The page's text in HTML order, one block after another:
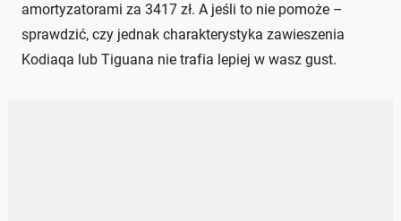
amortyzatorami za 3417 zł. A jeśli to nie pomoże –
sprawdzić, czy jednak charakterystyka zawieszenia
Kodiaqa lub Tiguana nie trafia lepiej w wasz gust.